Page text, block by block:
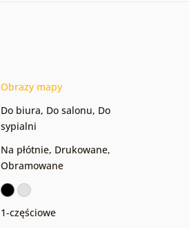
Obrazy mapy
Do biura, Do salonu, Do
sypialni
Na płótnie, Drukowane,
Obramowane
1-częściowe